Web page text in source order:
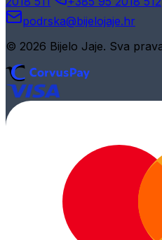
podrska@bijelojaje.hr
© 2026 Bijelo Jaje. Sva